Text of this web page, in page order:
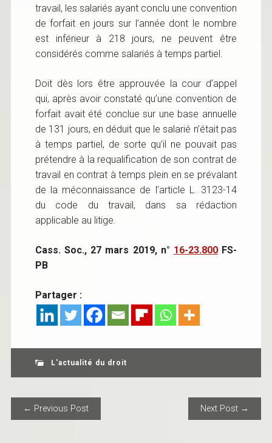
travail, les salariés ayant conclu une convention
de forfait en jours sur l’année dont le nombre
est inférieur à 218 jours, ne peuvent être
considérés comme salariés à temps partiel.
Doit dès lors être approuvée la cour d’appel
qui, après avoir constaté qu’une convention de
forfait avait été conclue sur une base annuelle
de 131 jours, en déduit que le salarié n’était pas
à temps partiel, de sorte qu’il ne pouvait pas
prétendre à la requalification de son contrat de
travail en contrat à temps plein en se prévalant
de la méconnaissance de l’article L. 3123-14
du code du travail, dans sa rédaction
applicable au litige.
Cass. Soc., 27 mars 2019, n° 16-23.800FS-
PB
Partager :
L'actualité du droit
POST NAVIGATION
← Previous Post Next Post →